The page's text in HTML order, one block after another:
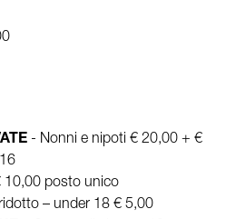
- Nonni e nipoti € 20,00 + €
10,00 posto unico
– under 18 € 5,00